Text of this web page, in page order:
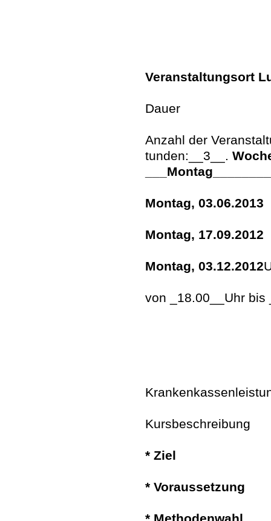
Veranstaltungsort
Dauer
Anzahl der
tunden:__3__.
Montag, 03.06.2013
Montag, 17.09.2012
Montag, 03.12.2012
von _18.00__Uhr bis
Kursbeschreibung
* Ziel
* Voraussetzung